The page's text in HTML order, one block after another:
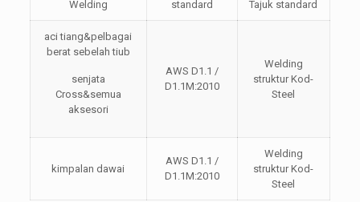
Welding standard Tajuk standard
aci tiang&pelbagai
berat sebelah tiub
senjata
Cross&semua
aksesori
AWS D1.1 /
D1.1M:2010
Welding
struktur Kod-
Steel
kimpalan dawai
AWS D1.1 /
D1.1M:2010
Welding
struktur Kod-
Steel